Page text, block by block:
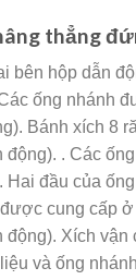
thẳng
bên hộp dẫn
ống nhánh
Bánh xích 8
động). . Các
Hai đầu của
cung cấp
động). Xích vận
và ống